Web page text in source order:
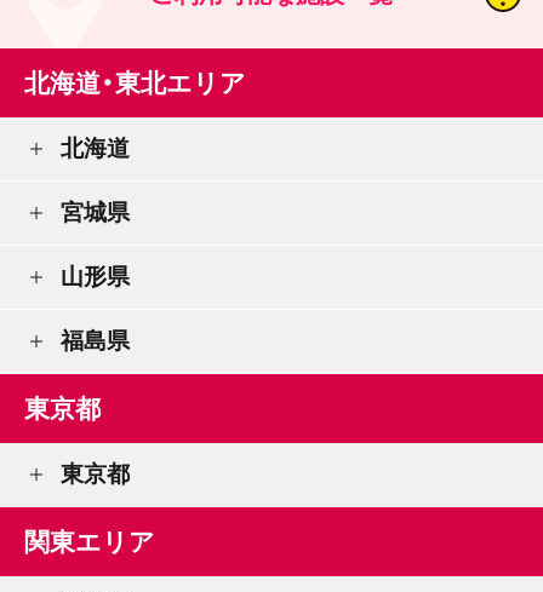
北海道・東北エリア
北海道
宮城県
山形県
福島県
東京都
東京都
関東エリア